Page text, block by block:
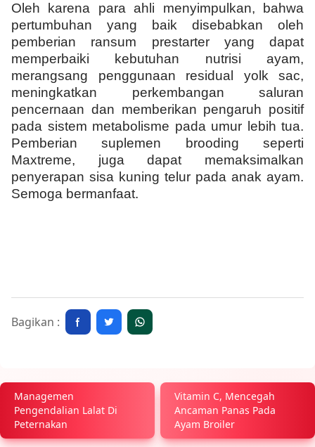
Oleh karena para ahli menyimpulkan, bahwa
pertumbuhan yang baik disebabkan oleh
pemberian ransum prestarter yang dapat
memperbaiki kebutuhan nutrisi ayam,
merangsang penggunaan residual yolk sac,
meningkatkan perkembangan saluran
pencernaan dan memberikan pengaruh positif
pada sistem metabolisme pada umur lebih tua.
Pemberian suplemen brooding seperti
Maxtreme, juga dapat memaksimalkan
penyerapan sisa kuning telur pada anak ayam.
Semoga bermanfaat.
Bagikan :
Managemen
Pengendalian Lalat Di
Peternakan
Vitamin C, Mencegah
Ancaman Panas Pada
Ayam Broiler